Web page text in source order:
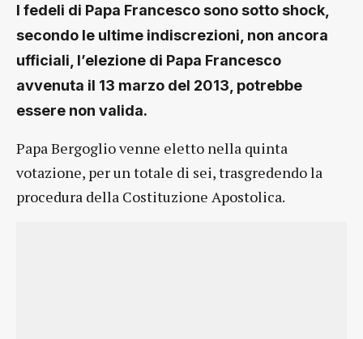
I fedeli di Papa Francesco sono sotto shock,
secondo le ultime indiscrezioni, non ancora
ufficiali, l’elezione di Papa Francesco
avvenuta il 13 marzo del 2013, potrebbe
essere non valida.
Papa Bergoglio venne eletto nella quinta
votazione, per un totale di sei, trasgredendo la
procedura della Costituzione Apostolica.